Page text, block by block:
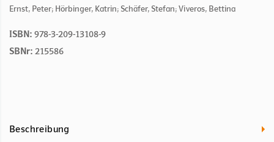
Ernst, Peter; Hörbinger, Katrin; Schäfer, Stefan; Viveros, Bettina
ISBN: 978-3-209-13108-9
SBNr: 215586
Beschreibung